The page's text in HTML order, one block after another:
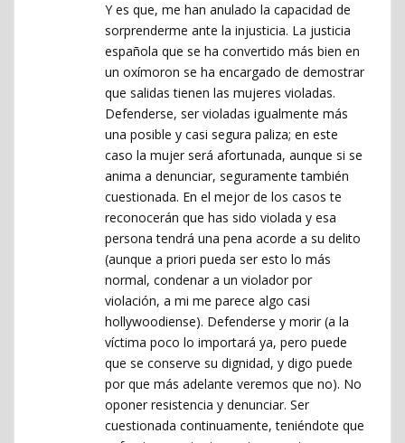
Y es que, me han anulado la capacidad de
sorprenderme ante la injusticia. La justicia
española que se ha convertido más bien en
un oxímoron se ha encargado de demostrar
que salidas tienen las mujeres violadas.
Defenderse, ser violadas igualmente más
una posible y casi segura paliza; en este
caso la mujer será afortunada, aunque si se
anima a denunciar, seguramente también
cuestionada. En el mejor de los casos te
reconocerán que has sido violada y esa
persona tendrá una pena acorde a su delito
(aunque a priori pueda ser esto lo más
normal, condenar a un violador por
violación, a mi me parece algo casi
hollywoodiense). Defenderse y morir (a la
víctima poco lo importará ya, pero puede
que se conserve su dignidad, y digo puede
por que más adelante veremos que no). No
oponer resistencia y denunciar. Ser
cuestionada continuamente, teniéndote que